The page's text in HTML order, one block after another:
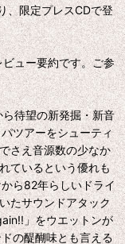
、限定プレスCDで登
ュー要約です。ご参
待望の新発掘・新音
ツアーをシューティ
さえ音源数の少なか
ているという優れも
ら82年らしいドライ
たサウンドアタック
」をウエットンが
の醍醐味とも言える